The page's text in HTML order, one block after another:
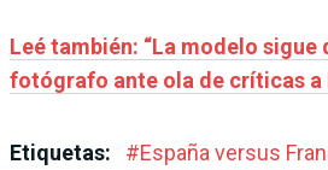
Leé también: “La modelo
fotógrafo ante ola de críticas a
Etiquetas: #España versus